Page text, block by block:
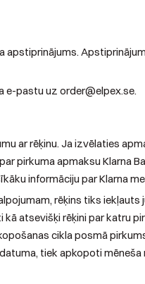
e-pastu uz order@elpex.se.
ar rēķinu. Ja izvēlaties
pirkuma apmaksu Klarna
informāciju par Klarna
rēķins tiks iekļauts
atsevišķi rēķini par katru
cikla posmā
tiek apkopoti